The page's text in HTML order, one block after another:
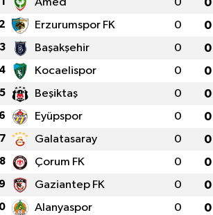
2 Erzurumspor FK 0 0
3 Başakşehir 0 0
4 Kocaelispor 0 0
5 Beşiktaş 0 0
6 Eyüpspor 0 0
7 Galatasaray 0 0
8 Çorum FK 0 0
9 Gaziantep FK 0 0
Alanyaspor 0 0